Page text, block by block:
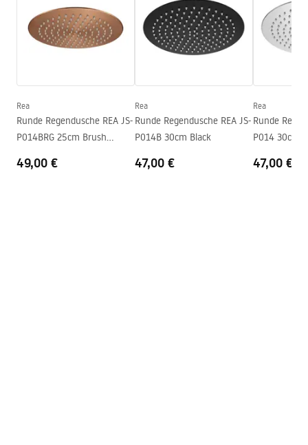
Höhe
2mm
Tiefe
300mm
24 monate
Garantiebedingungen
Rea
Runde Regendusche REA JS-
P014BRG 25cm Brush
49,00 €
Rea
Runde Regendusche REA JS-
P014B 30cm Black
47,00 €
Rea
Runde
P014 30cm
47,00 €